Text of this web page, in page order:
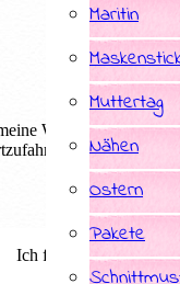
Maritin
Muttertag
Nähen
Ostern
Pakete
Website in diesem
Ich fertige Individuelle